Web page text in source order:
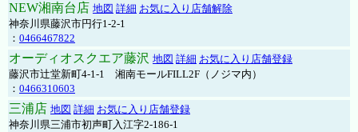
NEW湘南台店 地図 詳細 お気に入り店舗解除
神奈川県藤沢市円行1-2-1
： 0466467822
オーディオスクエア藤沢 地図 詳細 お気に入り店舗登録
藤沢市辻堂新町4-1-1 湘南モールFILL2F（ノジマ内）
： 0466310603
三浦店 地図 詳細 お気に入り店舗登録
神奈川県三浦市初声町入江字2-186-1